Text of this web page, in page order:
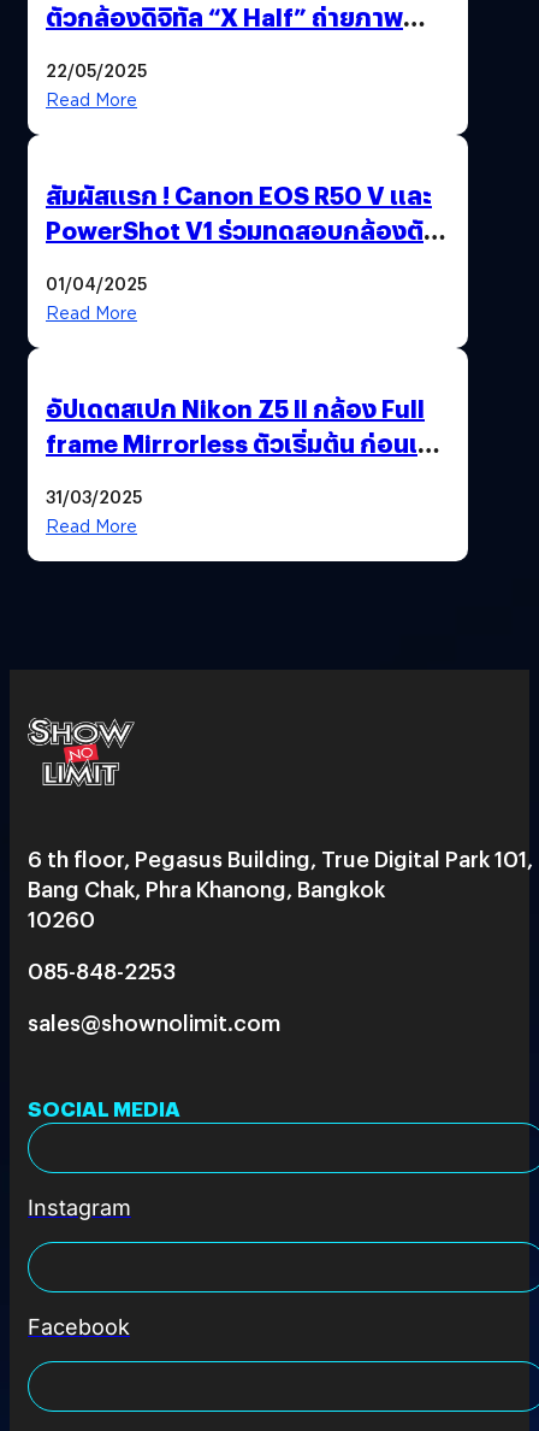
ตัวกล้องดิจิทัล “X Half” ถ่ายภาพ
22/05/2025
Read More
สัมผัสแรก ! Canon EOS R50 V และ
PowerShot V1 ร่วมทดสอบกล้องตัว
01/04/2025
Read More
อัปเดตสเปก Nikon Z5 II กล้อง Full
frame Mirrorless ตัวเริ่มต้น ก่อนเปิด
31/03/2025
Read More
6 th floor, Pegasus Building, True Digital Park 101,
Bang Chak, Phra Khanong, Bangkok
10260
085-848-2253
sales@shownolimit.com
SOCIAL MEDIA
Instagram
Facebook